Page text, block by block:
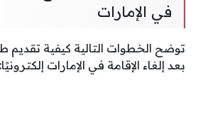
في الإمارات
توضح الخطوات التالية كيفية تقديم
بعد إلغاء الإقامة في الإمارات إلكترونيًا: